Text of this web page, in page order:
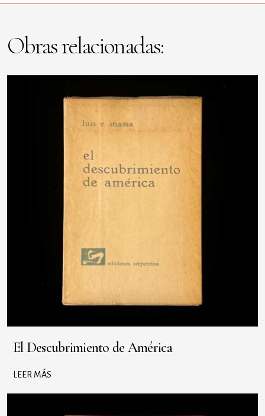
Obras relacionadas:
El Descubrimiento de América
LEER MÁS